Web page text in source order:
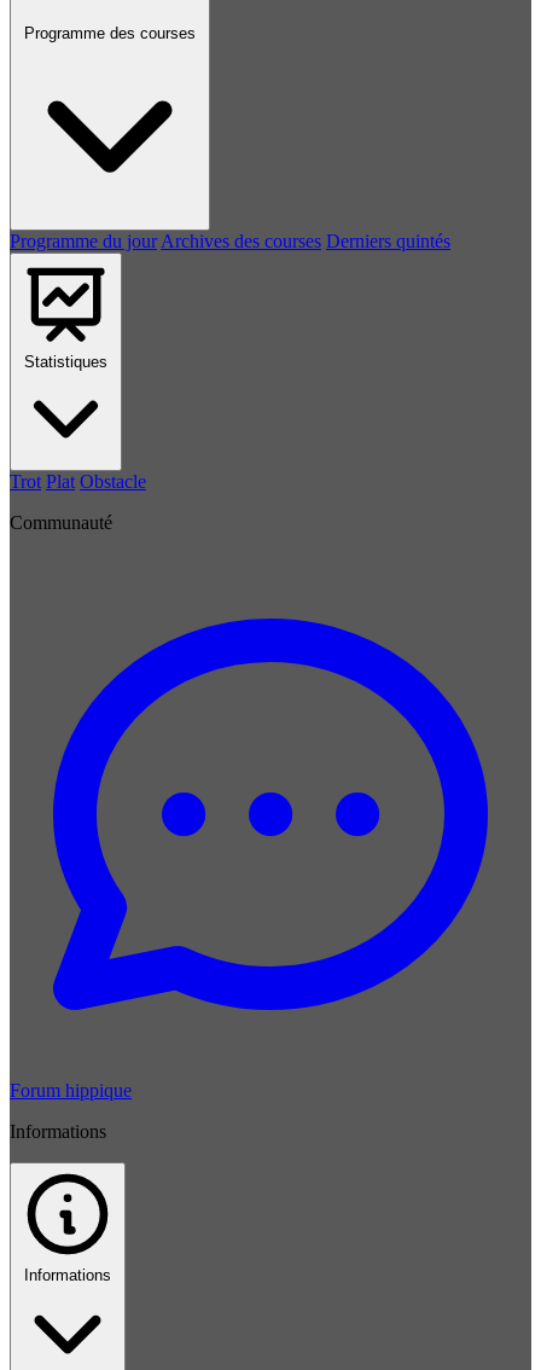
Programme des courses
Programme du jour Archives des courses Derniers quintés
Statistiques
Trot Plat Obstacle
Communauté
Forum hippique
Informations
Informations